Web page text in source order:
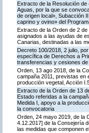
Extracto de la Resolución
Aguas, por la que se
de origen local», Subacción
caprino y ovino» del
Extracto de la Orden de 2
asignados a las ayudas de
Canarias, destinadas a las
Decreto 100/2018, 2 julio,
específica de Derechos a
transferencias y cesiones
Orden, 13 ago 2018, de la
campaña 2011, previstas en
producción vegetal, Acción
Extracto de la Orden de 13
Estado referidas a la
Medida I, apoyo a la
la convocatoria
Orden, 24 mayo 2019, de la
4.12.2017] de la Consejería
las medidas que componen